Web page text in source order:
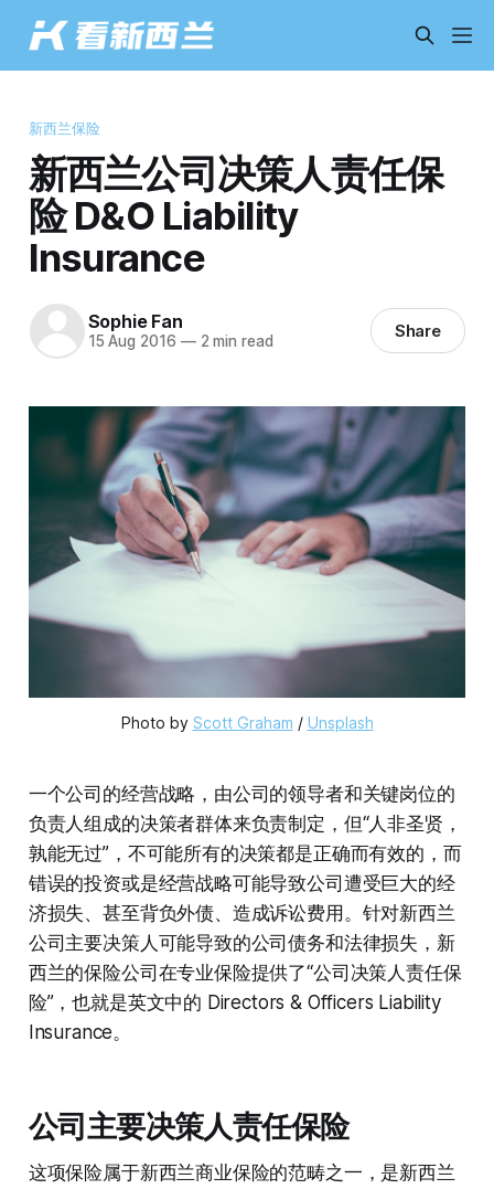
新西兰保险
新西兰公司决策人责任保
险 D&O Liability
Insurance
Sophie Fan
15 Aug 2016 —2 min read Share
Photo by Scott Graham / Unsplash
一个公司的经营战略，由公司的领导者和关键岗位的
负责人组成的决策者群体来负责制定，但“人非圣贤，
孰能无过”，不可能所有的决策都是正确而有效的，而
错误的投资或是经营战略可能导致公司遭受巨大的经
济损失、甚至背负外债、造成诉讼费用。针对新西兰
公司主要决策人可能导致的公司债务和法律损失，新
西兰的保险公司在专业保险提供了“公司决策人责任保
险”，也就是英文中的 Directors & Officers Liability
Insurance。
公司主要决策人责任保险
这项保险属于新西兰商业保险的范畴之一，是新西兰